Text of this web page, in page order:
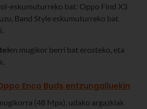
eskumuturreko bat: Oppo Find X3
Band Style eskumuturreko bat
en mugikor berri bat erosteko, eta
Enco Buds entzungailuekin
(48 Mpx), udako argazkiak